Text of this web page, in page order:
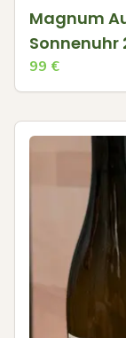
Magnum
Sonnenuhr
99 €